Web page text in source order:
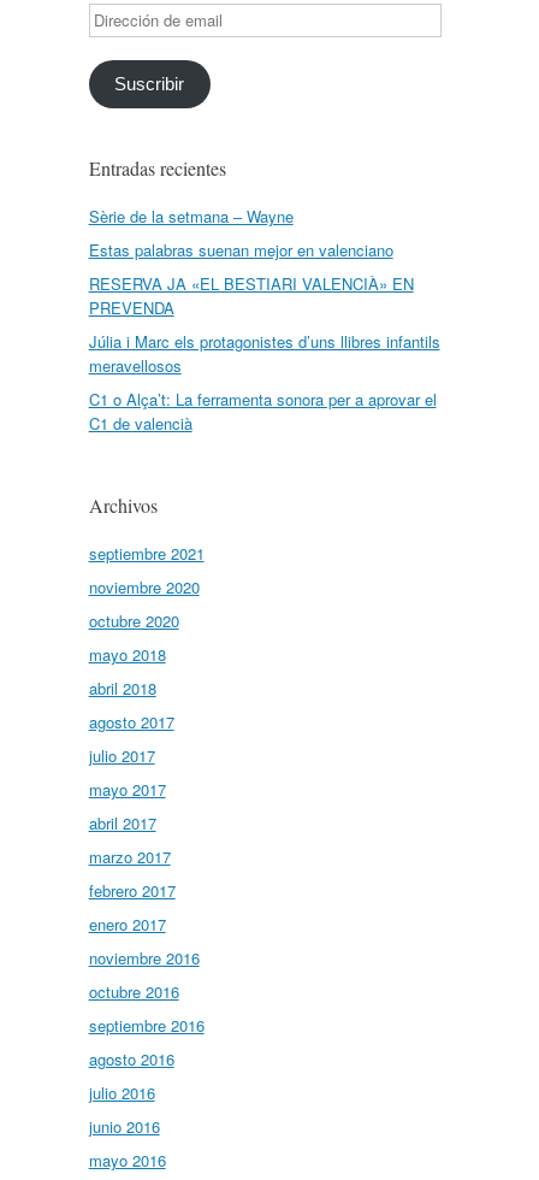
Dirección
de
email
Suscribir
Entradas recientes
Sèrie de la setmana – Wayne
Estas palabras suenan mejor en valenciano
RESERVA JA «EL BESTIARI VALENCIÀ» EN
PREVENDA
Júlia i Marc els protagonistes d’uns llibres infantils
meravellosos
C1 o Alça’t: La ferramenta sonora per a aprovar el
C1 de valencià
Archivos
septiembre 2021
noviembre 2020
octubre 2020
mayo 2018
abril 2018
agosto 2017
julio 2017
mayo 2017
abril 2017
marzo 2017
febrero 2017
enero 2017
noviembre 2016
octubre 2016
septiembre 2016
agosto 2016
julio 2016
junio 2016
mayo 2016